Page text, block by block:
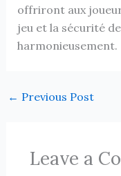
offriront aux
jeu et la sécurité
harmonieusement.
← Previous Post
Leave a